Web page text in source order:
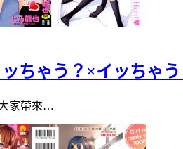
ッちゃう？×イッちゃ
家帶來…